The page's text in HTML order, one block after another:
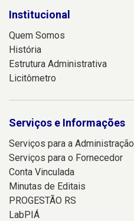
Institucional
Quem Somos
História
Estrutura Administrativa
Licitômetro
Serviços e Informações
Serviços para a Administração
Serviços para o Fornecedor
Conta Vinculada
Minutas de Editais
PROGESTÃO RS
LabPIÁ